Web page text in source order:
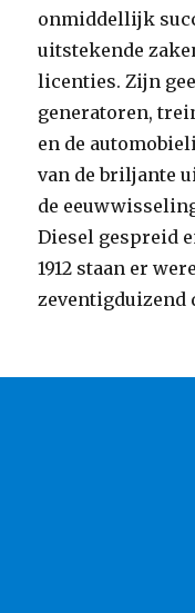
onmiddellijk
uitstekende
licenties. Zijn
generatoren,
en de
van de briljante
de
Diesel gespreid
1912 staan er
zeventigduizend